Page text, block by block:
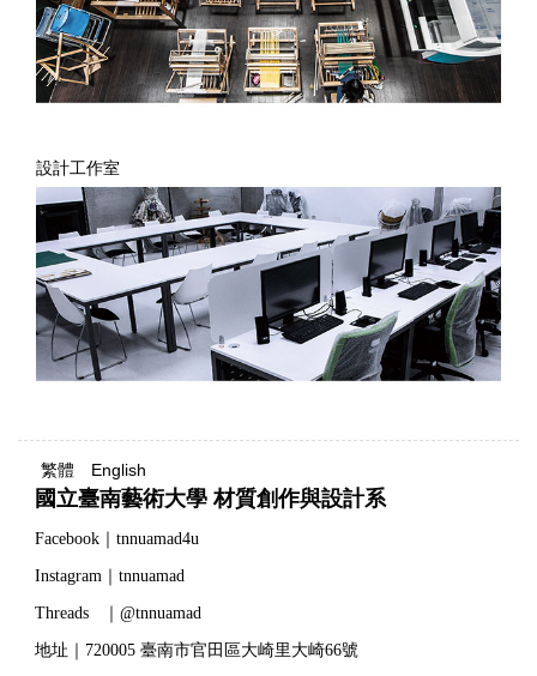
設計工作室
繁體 English
國立臺南藝術大學 材質創作與設計系
Facebook｜tnnuamad4u
Instagram｜tnnuamad
Threads ｜@tnnuamad
地址｜720005 臺南市官田區大崎里大崎66號